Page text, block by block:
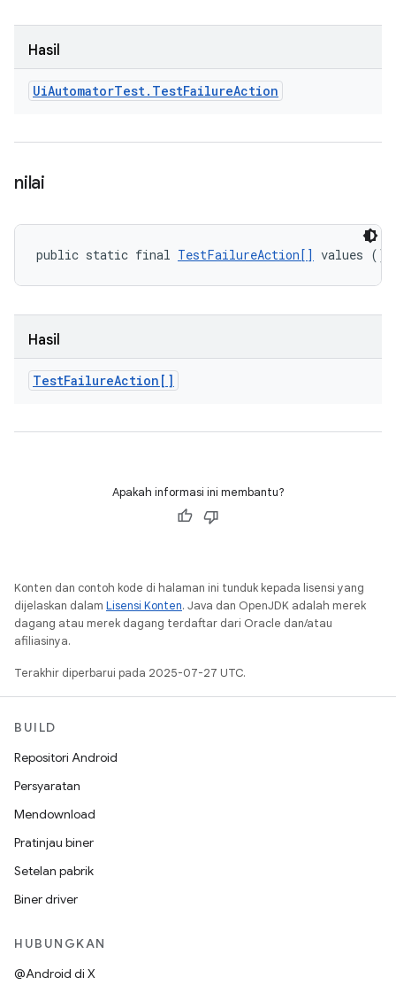
Hasil
UiAutomatorTest. TestFailureAction
nilai
public static final TestFailureAction[] values ()
Hasil
TestFailureAction[]
Apakah informasi ini membantu?
Konten dan contoh kode di halaman ini tunduk kepada lisensi yang
dijelaskan dalam Lisensi Konten. Java dan OpenJDK adalah merek
dagang atau merek dagang terdaftar dari Oracle dan/atau
afiliasinya.
Terakhir diperbarui pada 2025-07-27 UTC.
BUILD
Repositori Android
Persyaratan
Mendownload
Pratinjau biner
Setelan pabrik
Biner driver
HUBUNGKAN
@Android di X